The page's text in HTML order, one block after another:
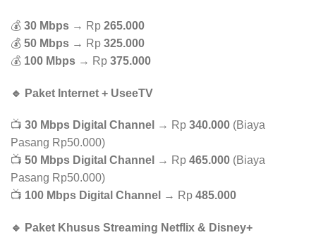
💰 30 Mbps → Rp 265.000
💰 50 Mbps → Rp 325.000
💰 100 Mbps → Rp 375.000
🔹 Paket Internet + UseeTV
📺 30 Mbps Digital Channel → Rp 340.000 (Biaya
Pasang Rp50.000)
📺 50 Mbps Digital Channel → Rp 465.000 (Biaya
Pasang Rp50.000)
📺 100 Mbps Digital Channel → Rp 485.000
🔹 Paket Khusus Streaming Netflix & Disney+